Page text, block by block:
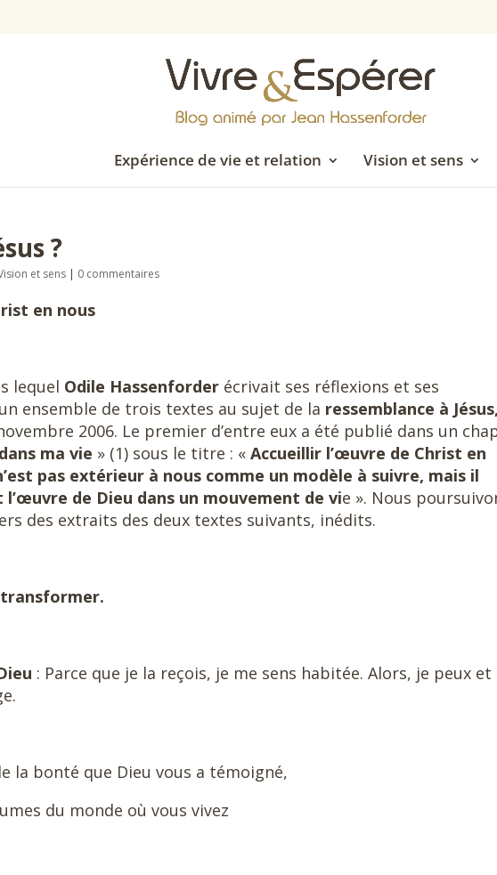
Expérience de vie et relation Vision et sens
?
et sens | 0 commentaires
en nous
lequel Odile Hassenforder écrivait ses réflexions et ses
ensemble de trois textes au sujet de la ressemblance à
2006. Le premier d’entre eux a été publié dans un
ma vie » (1) sous le titre : « Accueillir l’œuvre de Christ en
pas extérieur à nous comme un modèle à suivre, mais il
l’œuvre de Dieu dans un mouvement de vie ». Nous
des extraits des deux textes suivants, inédits.
transformer.
: Parce que je la reçois, je me sens habitée. Alors, je peux et
la bonté que Dieu vous a témoigné,
du monde où vous vivez